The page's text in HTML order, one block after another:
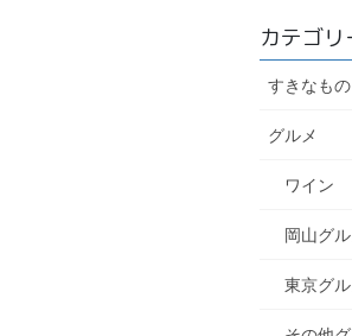
カテゴリ
すきなもの
グルメ
ワイン
岡山グル
東京グル